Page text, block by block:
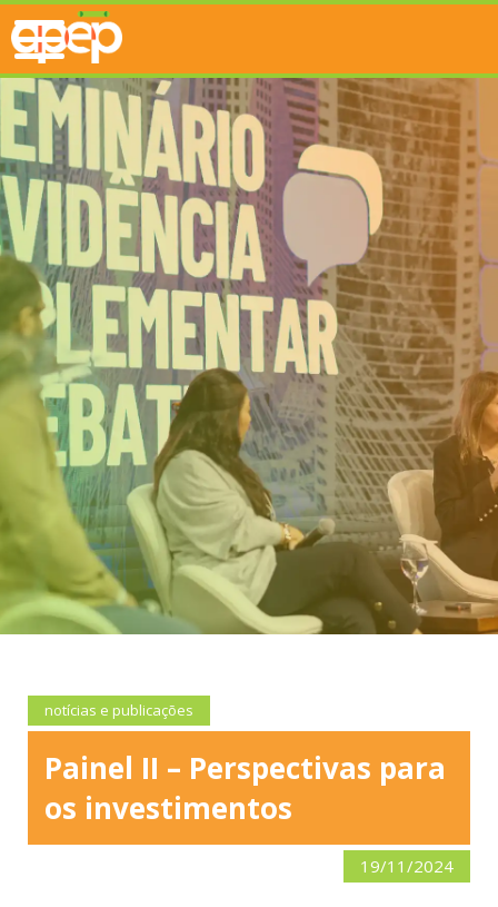
notícias e publicações
Painel II – Perspectivas para
os investimentos
19/11/2024